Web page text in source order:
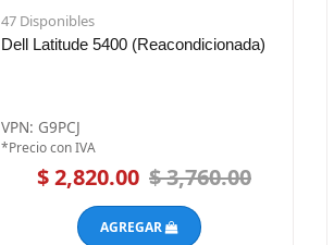
47 Disponibles
Dell Latitude 5400 (Reacondicionada)
VPN: G9PCJ
*Precio con IVA
$ 2,820.00 $ 3,760.00
AGREGAR